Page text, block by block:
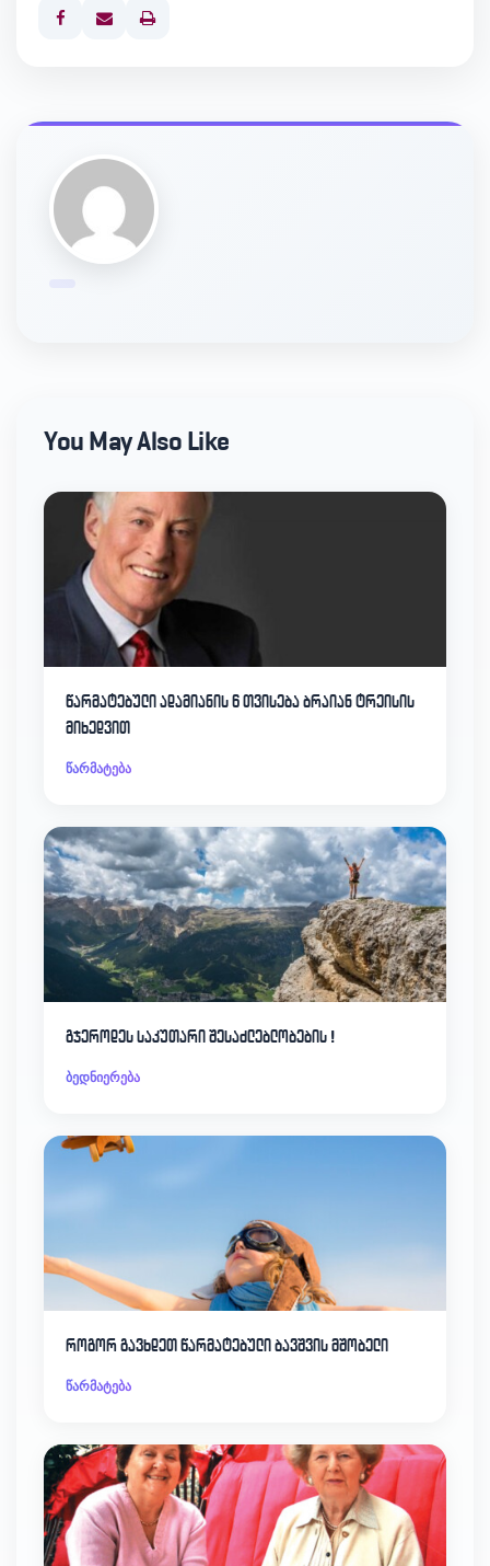
Print
You May Also Like
წარმატებული ადამიანის 6 თვისება ბრაიან ტრეისის
მიხედვით
წარმატება
გჯეროდეს საკუთარი შესაძლებლობების !
ბედნიერება
როგორ გავხდეთ წარმატებული ბავშვის მშობელი
წარმატება